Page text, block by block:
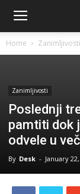
Home Zanimljivosti
Zanimljivosti
Poslednji
pamtiti dok
odvele u
By Desk - January